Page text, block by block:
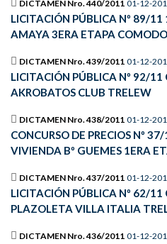
DICTAMEN Nro. 440/2011 01-12-
LICITACIÓN PÚBLICA Nº 89/11
AMAYA 3ERA ETAPA
DICTAMEN Nro. 439/2011 01-12-
LICITACIÓN PÚBLICA Nº 92/
AKROBATOS CLUB TRELEW
DICTAMEN Nro. 438/2011 01-12-
CONCURSO DE PRECIOS Nº
VIVIENDA Bº GUEMES 1ERA
DICTAMEN Nro. 437/2011 01-12-
LICITACIÓN PÚBLICA Nº 62/
PLAZOLETA VILLA ITALIA
DICTAMEN Nro. 436/2011 01-12-